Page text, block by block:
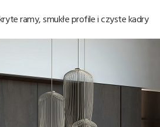
ramy, smukłe profile i czyste kadry